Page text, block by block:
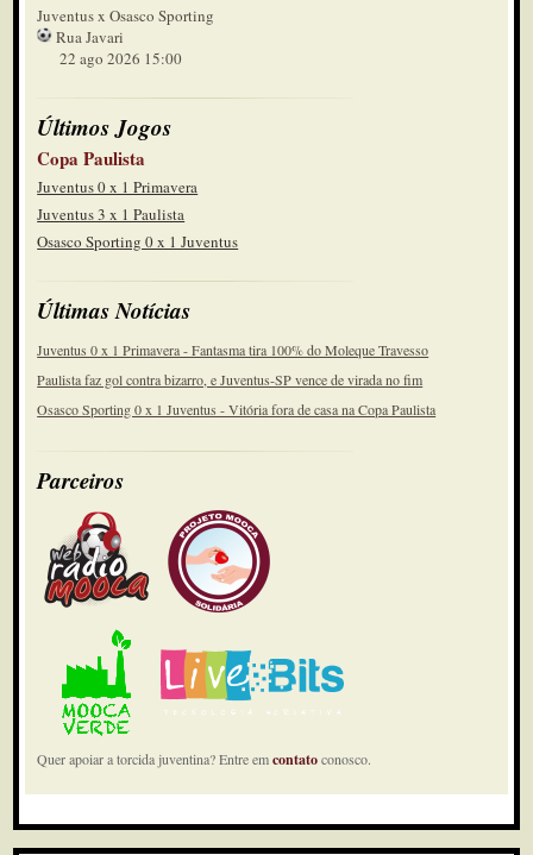
Juventus x Osasco Sporting
Rua Javari
22 ago 2026 15:00
Últimos Jogos
Copa Paulista
Juventus 0 x 1 Primavera
Juventus 3 x 1 Paulista
Osasco Sporting 0 x 1 Juventus
Últimas Notícias
Juventus 0 x 1 Primavera - Fantasma tira 100% do Moleque Travesso
Paulista faz gol contra bizarro, e Juventus-SP vence de virada no fim
Osasco Sporting 0 x 1 Juventus - Vitória fora de casa na Copa Paulista
Parceiros
Quer apoiar a torcida juventina? Entre emcontatoconosco.